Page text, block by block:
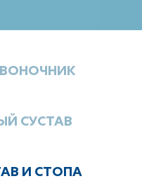
СУСТАВ
И СТОПА